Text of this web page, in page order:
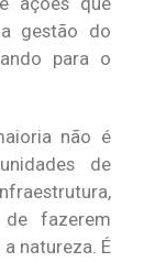
gestão do
para o
não é
de
fazerem
natureza. É